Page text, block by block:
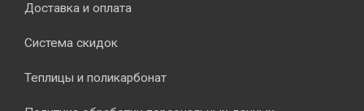
Доставка и оплата
Система скидок
Теплицы и поликарбонат